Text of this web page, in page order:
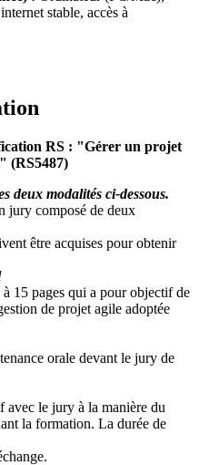
stable, accès à
RS : "Gérer un projet
(RS5487)
deux modalités ci-dessous.
jury composé de deux
être acquises pour obtenir
15 pages qui a pour objectif de
de projet agile adoptée
orale devant le jury de
avec le jury à la manière du
la formation. La durée de